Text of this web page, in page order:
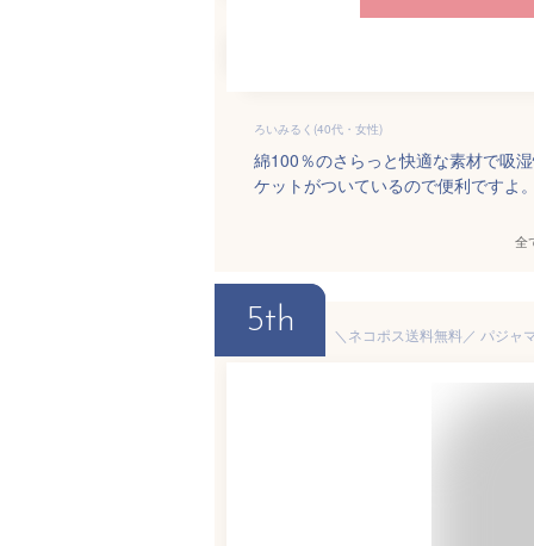
ろいみるく(40代・女性)
綿100％のさらっと快適な素材で吸
ケットがついているので便利ですよ
全
5th